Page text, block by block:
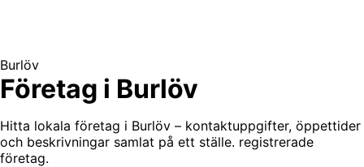
Burlöv
Företag i Burlöv
Hitta lokala företag i Burlöv – kontaktuppgifter, öppettider
och beskrivningar samlat på ett ställe. registrerade
företag.